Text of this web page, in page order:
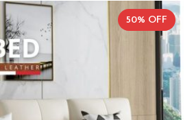
50% OFF